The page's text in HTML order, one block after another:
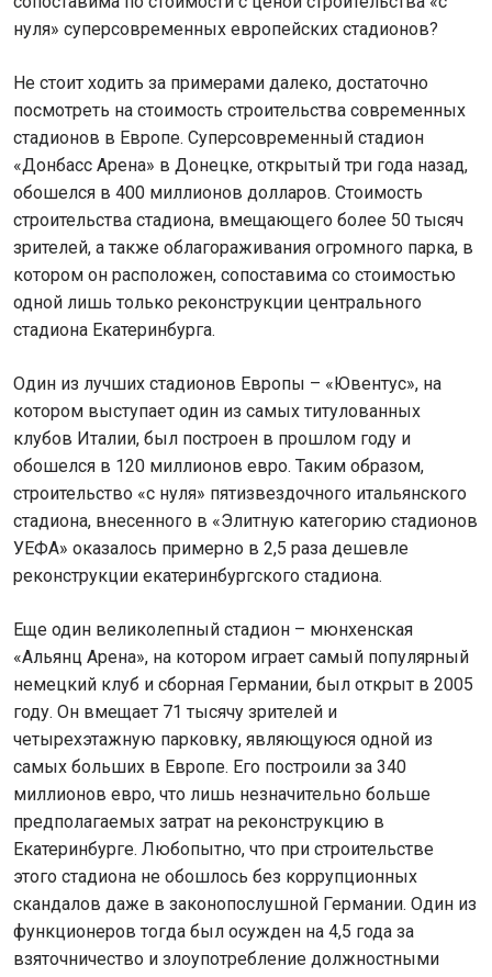
нуля» суперсовременных европейских стадионов?
Не стоит ходить за примерами далеко, достаточно
посмотреть на стоимость строительства современных
стадионов в Европе. Суперсовременный стадион
«Донбасс Арена» в Донецке, открытый три года назад,
обошелся в 400 миллионов долларов. Стоимость
строительства стадиона, вмещающего более 50 тысяч
зрителей, а также облагораживания огромного парка, в
котором он расположен, сопоставима со стоимостью
одной лишь только реконструкции центрального
стадиона Екатеринбурга.
Один из лучших стадионов Европы – «Ювентус», на
котором выступает один из самых титулованных
клубов Италии, был построен в прошлом году и
обошелся в 120 миллионов евро. Таким образом,
строительство «с нуля» пятизвездочного итальянского
стадиона, внесенного в «Элитную категорию стадионов
УЕФА» оказалось примерно в 2,5 раза дешевле
реконструкции екатеринбургского стадиона.
Еще один великолепный стадион – мюнхенская
«Альянц Арена», на котором играет самый популярный
немецкий клуб и сборная Германии, был открыт в 2005
году. Он вмещает 71 тысячу зрителей и
четырехэтажную парковку, являющуюся одной из
самых больших в Европе. Его построили за 340
миллионов евро, что лишь незначительно больше
предполагаемых затрат на реконструкцию в
Екатеринбурге. Любопытно, что при строительстве
этого стадиона не обошлось без коррупционных
скандалов даже в законопослушной Германии. Один из
функционеров тогда был осужден на 4,5 года за
взяточничество и злоупотребление должностными